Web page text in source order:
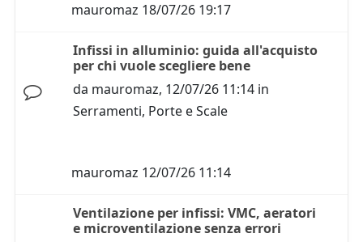
mauromaz 18/07/26 19:17
Infissi in alluminio: guida all'acquisto
per chi vuole scegliere bene
da mauromaz, 12/07/26 11:14 in
Serramenti, Porte e Scale
mauromaz 12/07/26 11:14
Ventilazione per infissi: VMC, aeratori
e microventilazione senza errori